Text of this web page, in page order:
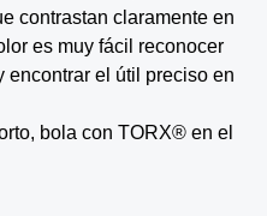
contrastan claramente en
es muy fácil reconocer
encontrar el útil preciso en
bola con TORX® en el